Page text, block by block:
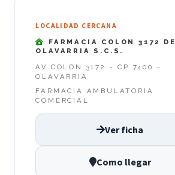
LOCALIDAD CERCANA
FARMACIA COLON 3172 DE
OLAVARRIA S.C.S.
AV.COLON 3172 - CP 7400 -
OLAVARRIA
FARMACIA AMBULATORIA
COMERCIAL
Ver ficha
Como llegar